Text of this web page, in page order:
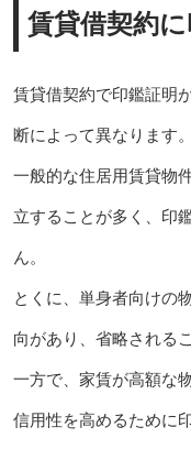
賃貸借契約
賃貸借契約で印鑑証明
断によって異なります。
一般的な住居用賃貸物
立することが多く、印
ん。
とくに、単身者向けの
向があり、省略される
一方で、家賃が高額な
信用性を高めるために